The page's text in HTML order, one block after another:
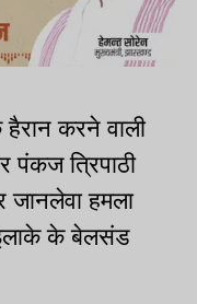
करने वाली
पंकज त्रिपाठी
जानलेवा हमला
के बेलसंड